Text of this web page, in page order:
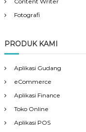
Fotografi
PRODUK KAMI
Aplikasi Gudang
eCommerce
Aplikasi Finance
Toko Online
Aplikasi POS